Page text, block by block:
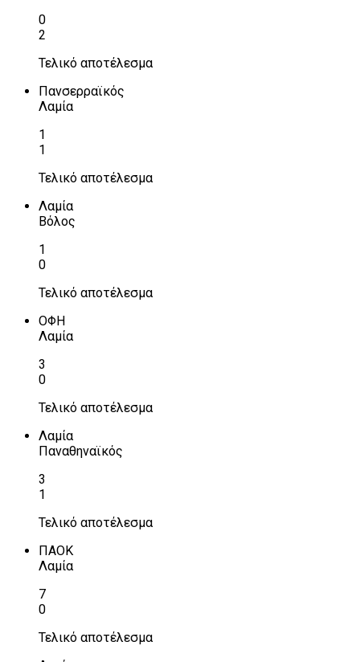
0
2
Τελικό αποτέλεσμα
Πανσερραϊκός
Λαμία
1
1
Τελικό αποτέλεσμα
Λαμία
Βόλος
1
0
Τελικό αποτέλεσμα
ΟΦΗ
Λαμία
3
0
Τελικό αποτέλεσμα
Λαμία
Παναθηναϊκός
3
1
Τελικό αποτέλεσμα
ΠΑΟΚ
Λαμία
7
0
Τελικό αποτέλεσμα